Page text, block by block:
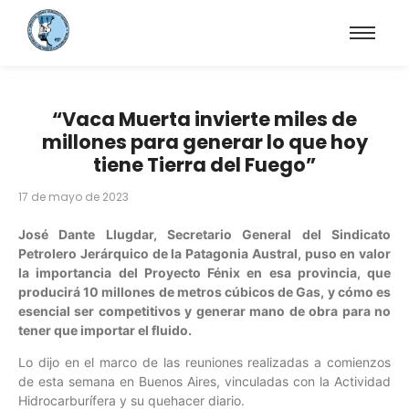
“Vaca Muerta invierte miles de
millones para generar lo que hoy
tiene Tierra del Fuego”
17 de mayo de 2023
José Dante Llugdar, Secretario General del Sindicato
Petrolero Jerárquico de la Patagonia Austral, puso en valor
la importancia del Proyecto Fénix en esa provincia, que
producirá 10 millones de metros cúbicos de Gas, y cómo es
esencial ser competitivos y generar mano de obra para no
tener que importar el fluido.
Lo dijo en el marco de las reuniones realizadas a comienzos
de esta semana en Buenos Aires, vinculadas con la Actividad
Hidrocarburífera y su quehacer diario.